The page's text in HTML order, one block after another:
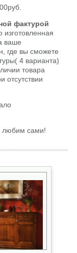
фактурой
ваше
где вы сможете
4 варианта)
товара
отсутствии
любим сами!